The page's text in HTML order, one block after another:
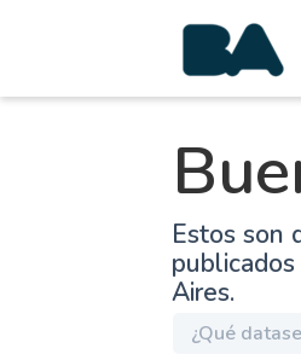
Estos son
Aires.